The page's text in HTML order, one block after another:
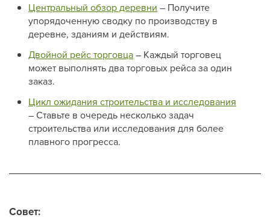
Центральный обзор деревни – Получите
упорядоченную сводку по производству в
деревне, зданиям и действиям.
Двойной рейс торговца– Каждый торговец
может выполнять два торговых рейса за один
заказ.
Цикл ожидания строительства и исследования
– Ставьте в очередь несколько задач
строительства или исследования для более
плавного прогресса.
Совет: